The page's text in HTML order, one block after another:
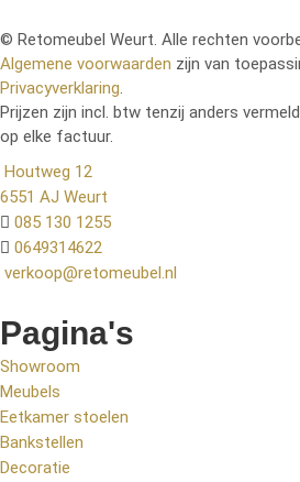
© Retomeubel Weurt. Alle rechten
Algemene voorwaarden zijn van
Privacyverklaring.
Prijzen zijn incl. btw tenzij anders
op elke factuur.
Houtweg 12
6551 AJ Weurt
085 130 1255
0649314622
verkoop@retomeubel.nl
Pagina's
Showroom
Meubels
Eetkamer stoelen
Bankstellen
Decoratie